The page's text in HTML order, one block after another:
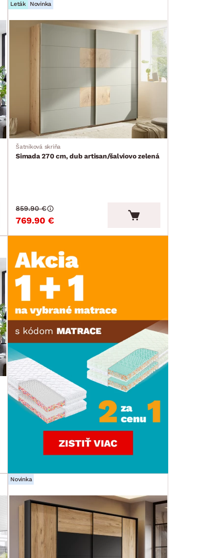
Leták Novinka
Šatníková skriňa
Simada 270 cm, dub artisan/šalviovo zelená
769.90 €
859.90 €
Novinka